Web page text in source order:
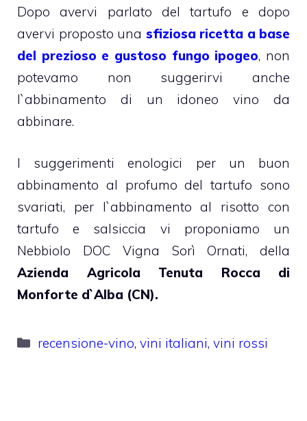
Dopo avervi parlato del tartufo e dopo
avervi proposto una sfiziosa ricetta a base
del prezioso e gustoso fungo ipogeo, non
potevamo non suggerirvi anche
l`abbinamento di un idoneo vino da
abbinare.
I suggerimenti enologici per un buon
abbinamento al profumo del tartufo sono
svariati, per l`abbinamento al risotto con
tartufo e salsiccia vi proponiamo un
Nebbiolo DOC Vigna Sorì Ornati, della
Azienda Agricola Tenuta Rocca di
Monforte d`Alba (CN).
Categorie
recensione-vino,vini italiani,vini rossi